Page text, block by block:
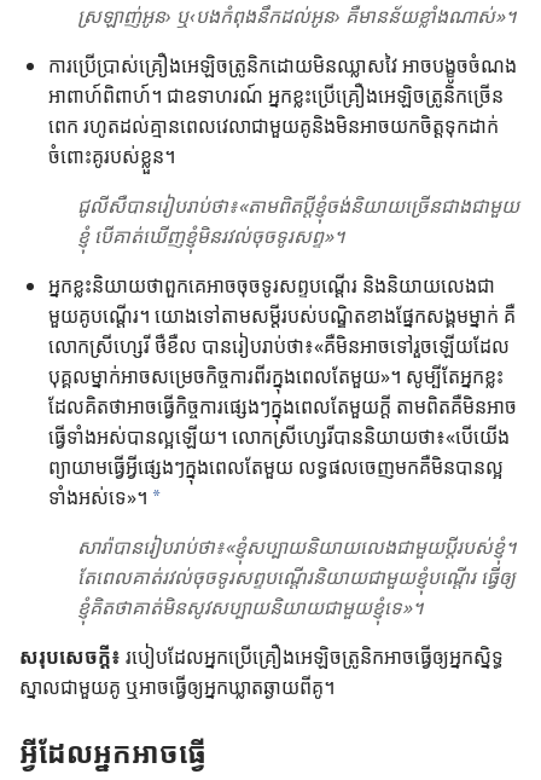
ស្រឡាញ់​អូន› ឬ‹បង​កំពុង​នឹក​ដល់​អូន› គឺ​មាន​ន័យ​ខ្លាំង​ណាស់​»។
ការ​ប្រើ​ប្រាស់​គ្រឿង​អេឡិចត្រូនិក​ដោយ​មិន​ឈ្លាស​វៃ អាច​បង្ខូច​ចំណង​
អាពាហ៍ពិពាហ៍។ ជា​ឧទាហរណ៍ អ្នក​ខ្លះ​ប្រើ​គ្រឿង​អេឡិចត្រូនិក​ច្រើន​
ពេក រហូត​ដល់​គ្មាន​ពេល​វេលា​ជា​មួយ​គូ​និង​មិន​អាច​យក​ចិត្ត​ទុក​ដាក់​
ចំពោះ​គូ​របស់​ខ្លួន។
ជូលីសឺ​បាន​រៀប​រាប់​ថា​៖​«​តាម​ពិត​ប្ដី​ខ្ញុំ​ចង់​និយាយ​ច្រើន​ជាង​ជា​មួយ​
ខ្ញុំ បើ​គាត់​ឃើញ​ខ្ញុំ​មិន​រវល់​ចុច​ទូរសព្ទ​»។
អ្នក​ខ្លះ​និយាយ​ថា​ពួក​គេ​អាច​ចុច​ទូរសព្ទ​បណ្ដើរ និង​និយាយ​លេង​ជា​
មួយ​គូ​បណ្ដើរ។ យោង​ទៅ​តាម​សម្ដី​របស់​បណ្ឌិត​ខាង​ផ្នែក​សង្គម​ម្នាក់ គឺ​
លោក​ស្រី​ហ្សេរី ថឺខឺល បាន​រៀប​រាប់​ថា​៖​«​គឺ​មិន​អាច​ទៅ​រួច​ឡើយ​ដែល​
បុគ្គល​ម្នាក់​អាច​សម្រេច​កិច្ច​ការ​ពីរ​ក្នុង​ពេល​តែ​មួយ​»។ សូម្បី​តែ​អ្នក​ខ្លះ​
ដែល​គិត​ថា​អាច​ធ្វើ​កិច្ច​ការ​ផ្សេង​ៗ​ក្នុង​ពេល​តែ​មួយ​ក្ដី តាម​ពិត​គឺ​មិន​អាច​
ធ្វើ​ទាំង​អស់​បាន​ល្អ​ឡើយ។ លោក​ស្រី​ហ្សេរី​បាន​និយាយ​ថា​៖​«​បើ​យើង​
ព្យាយាម​ធ្វើ​អ្វី​ផ្សេង​ៗ​ក្នុង​ពេល​តែ​មួយ លទ្ធផល​ចេញ​មក​គឺ​មិន​បាន​ល្អ​
ទាំង​អស់​ទេ​»។ a
សារ៉ា​បាន​រៀប​រាប់​ថា​៖​«​ខ្ញុំ​សប្បាយ​និយាយ​លេង​ជា​មួយ​ប្ដី​របស់​ខ្ញុំ។
តែ​ពេល​គាត់​រវល់​ចុច​ទូរសព្ទ​បណ្ដើរ​និយាយ​ជា​មួយ​ខ្ញុំ​បណ្ដើរ ធ្វើ​ឲ្យ​
ខ្ញុំ​គិត​ថា​គាត់​មិន​សូវ​សប្បាយ​និយាយ​ជា​មួយ​ខ្ញុំ​ទេ​»។
សរុប​សេចក្ដី​៖ របៀប​ដែល​អ្នក​ប្រើ​គ្រឿង​អេឡិចត្រូនិក​អាច​ធ្វើ​ឲ្យ​អ្នក​ស្និទ្ធ​
ស្នាល​ជា​មួយ​គូ ឬ​អាច​ធ្វើ​ឲ្យ​អ្នក​ឃ្លាត​ឆ្ងាយ​ពី​គូ។
អ្វី​ដែល​អ្នក​អាច​ធ្វើ